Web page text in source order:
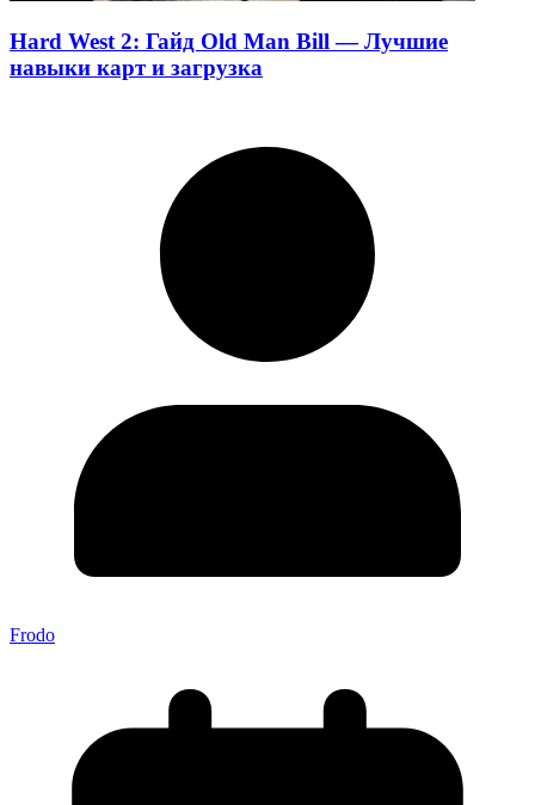
Hard West 2: Гайд Old Man Bill — Лучшие
навыки карт и загрузка
Frodo